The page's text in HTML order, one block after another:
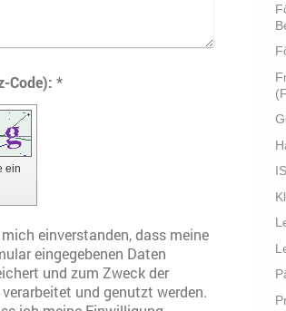
Captcha (Spam-Schutz-Code): *
ein
einverstanden, dass meine
eingegebenen Daten
und zum Zweck der
und genutzt werden.